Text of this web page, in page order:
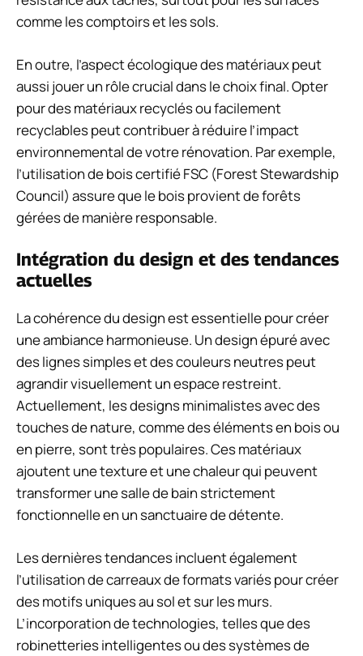
comme les comptoirs et les sols.
En outre, l’aspect écologique des matériaux peut
aussi jouer un rôle crucial dans le choix final. Opter
pour des matériaux recyclés ou facilement
recyclables peut contribuer à réduire l’impact
environnemental de votre rénovation. Par exemple,
l’utilisation de bois certifié FSC (Forest Stewardship
Council) assure que le bois provient de forêts
gérées de manière responsable.
Intégration du design et des tendances
actuelles
La cohérence du design est essentielle pour créer
une ambiance harmonieuse. Un design épuré avec
des lignes simples et des couleurs neutres peut
agrandir visuellement un espace restreint.
Actuellement, les designs minimalistes avec des
touches de nature, comme des éléments en bois ou
en pierre, sont très populaires. Ces matériaux
ajoutent une texture et une chaleur qui peuvent
transformer une salle de bain strictement
fonctionnelle en un sanctuaire de détente.
Les dernières tendances incluent également
l’utilisation de carreaux de formats variés pour créer
des motifs uniques au sol et sur les murs.
L’incorporation de technologies, telles que des
robinetteries intelligentes ou des systèmes de